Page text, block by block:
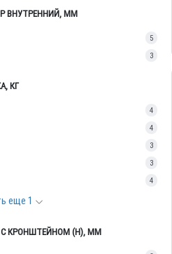
ВНУТРЕННИЙ, ММ
5
3
КГ
4
4
3
3
4
еще 1
КРОНШТЕЙНОМ (Н), ММ